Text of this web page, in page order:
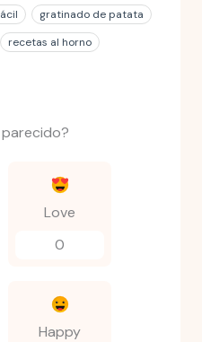
gratinado de patata
recetas al horno
Love
0
Happy